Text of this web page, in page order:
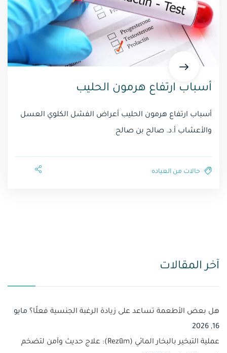
أسباب ارتفاع هرمون الحليب
أسباب ارتفاع هرمون الحليب أعراض الفشل الكلوي العسل
والأعشاب أ.د. صالح بن صالح
حالات من العياده⁩
آخر المقالات
هل بعض الأطعمة تساعد على زيادة الرغبة الجنسية فعلًا؟ مايو
16, 2026
عملية التبخير بالبخار المائي (Rezūm): علاج حديث وآمن لتضخم